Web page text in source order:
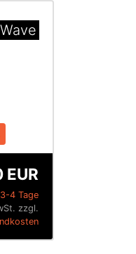
3-4 Tage
EUR
zzgl.